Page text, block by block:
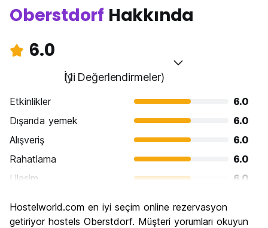
Oberstdorf Hakkında
6.0
İyi
(1 Değerlendirmeler)
Etkinlikler
6.0
Dışarıda yemek
6.0
Alışveriş
6.0
Rahatlama
6.0
Ulasim
6.0
Kültür
6.0
Hostelworld.com en iyi seçim online rezervasyon
getiriyor hostels Oberstdorf. Müşteri yorumları okuyun